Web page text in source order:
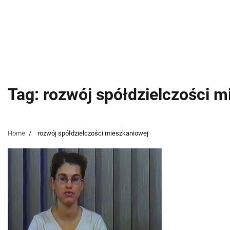
Tag: rozwój spółdzielczości
Home rozwój spółdzielczości mieszkaniowej